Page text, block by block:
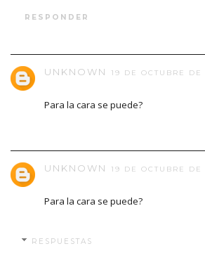
RESPONDER
UNKNOWN 19 DE OCTUBRE
Para la cara se puede?
UNKNOWN 19 DE OCTUBRE
Para la cara se puede?
RESPUESTAS